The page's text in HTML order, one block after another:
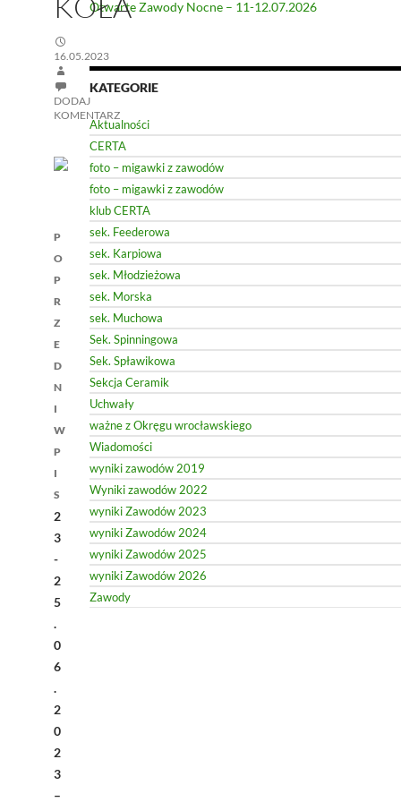
16.05.2023
DODAJ
KOMENTARZ
Nawigacja
wpisu
P
O
P
R
Z
E
D
N
I
W
P
I
S
2
3
-
2
5
.
0
6
.
2
0
2
3
–
Otwarte Zawody Nocne – 11-12.07.2026
KATEGORIE
Aktualności
CERTA
foto – migawki z zawodów
foto – migawki z zawodów
klub CERTA
sek. Feederowa
sek. Karpiowa
sek. Młodzieżowa
sek. Morska
sek. Muchowa
Sek. Spinningowa
Sek. Spławikowa
Sekcja Ceramik
Uchwały
ważne z Okręgu wrocławskiego
Wiadomości
wyniki zawodów 2019
Wyniki zawodów 2022
wyniki Zawodów 2023
wyniki Zawodów 2024
wyniki Zawodów 2025
wyniki Zawodów 2026
Zawody